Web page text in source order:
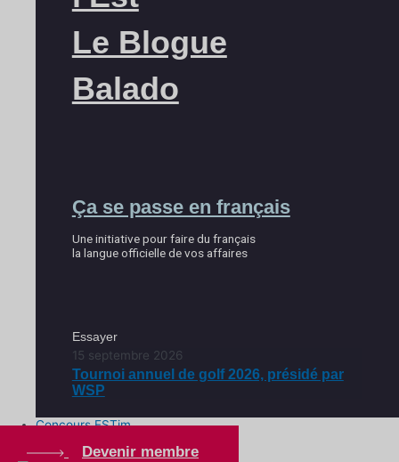
Le Blogue
Balado
Ça se passe en français
Une initiative pour faire du français
la langue officielle de vos affaires
Essayer
15 septembre 2026
Tournoi annuel de golf 2026, présidé par
WSP
Concours ESTim
Devenir membre